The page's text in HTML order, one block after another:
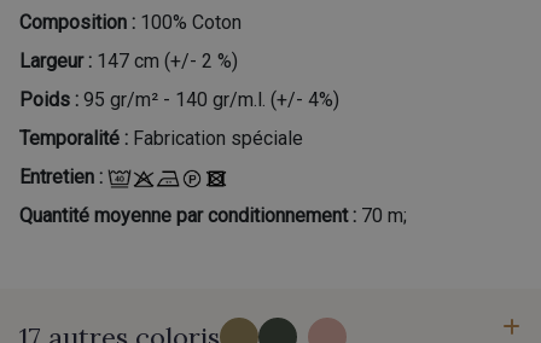
Composition : 100% Coton
Largeur : 147 cm (+/- 2 %)
Poids : 95 gr/m² - 140 gr/m.l. (+/- 4%)
Temporalité : Fabrication spéciale
Entretien :
Quantité moyenne par conditionnement : 70 m;